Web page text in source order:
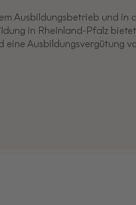
Ausbildungsbetrieb und in
in Rheinland-Pfalz bietet
Ausbildungsvergütung